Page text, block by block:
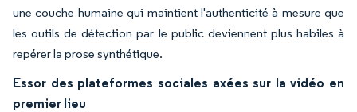
une couche humaine qui maintient l'authenticité à mesure que
les outils de détection par le public deviennent plus habiles à
repérer la prose synthétique.
Essor des plateformes sociales axées sur la vidéo en
premier lieu